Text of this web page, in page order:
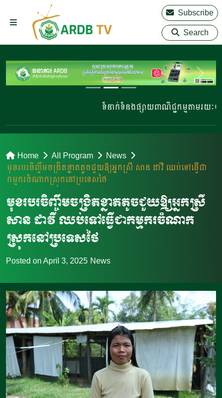
Subscribe
Search
ទំនាក់ទំនងផ្សាយពាណិជ្ជកម្មតាមរយៈ
Home All Program
News
មុខរបរចិញ្ចឹមចង្រិតខ្នាតតូចជួយឱ្យអ្នកស្រី សាន ដាវី ឈប់ទៅធ្វើជា
កម្មករចំណាកស្រុកនៅប្រទេសថៃ
មុខរបរចិញ្ចឹមចង្រិតខ្នាតតូចជួយឱ្យអ្នកស្រី
សាន ដាវី ឈប់ទៅធ្វើជាកម្មករចំណាក
ស្រុកនៅប្រទេសថៃ
Posted on April 3, 2025 News